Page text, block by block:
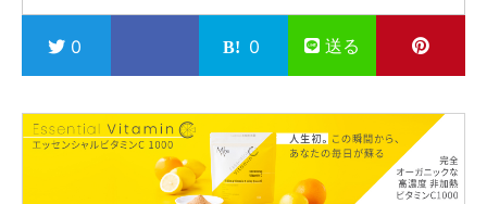
0 0 送る